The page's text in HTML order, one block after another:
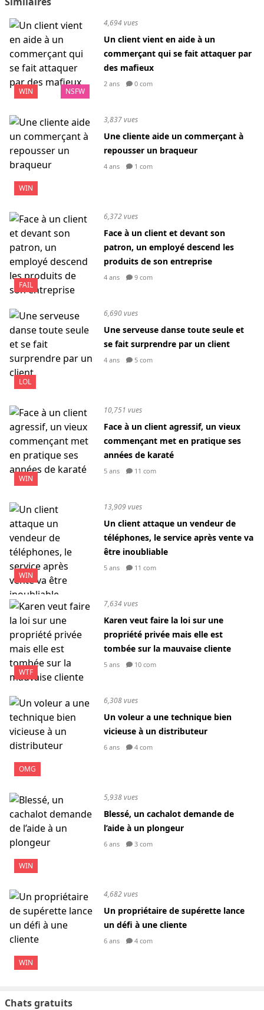
WIN NSFW
4,694 vues
Un client vient en aide à un
commerçant qui se fait attaquer par
des mafieux
2 ans 0 com
WIN
3,837 vues
Une cliente aide un commerçant à
repousser un braqueur
4 ans 1 com
FAIL
6,372 vues
Face à un client et devant son
patron, un employé descend les
produits de son entreprise
4 ans 9 com
LOL
6,690 vues
Une serveuse danse toute seule et
se fait surprendre par un client
4 ans 5 com
WIN
10,751 vues
Face à un client agressif, un vieux
commençant met en pratique ses
années de karaté
5 ans 11 com
WIN
13,909 vues
Un client attaque un vendeur de
téléphones, le service après vente va
être inoubliable
5 ans 11 com
WTF
7,634 vues
Karen veut faire la loi sur une
propriété privée mais elle est
tombée sur la mauvaise cliente
5 ans 10 com
OMG
6,308 vues
Un voleur a une technique bien
vicieuse à un distributeur
6 ans 4 com
WIN
5,938 vues
Blessé, un cachalot demande de
l’aide à un plongeur
6 ans 3 com
WIN
4,682 vues
Un propriétaire de supérette lance
un défi à une cliente
6 ans 4 com
Chats gratuits